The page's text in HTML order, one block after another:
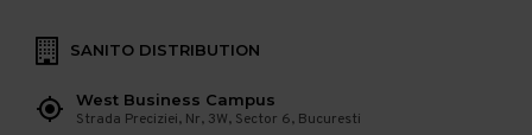
SANITO DISTRIBUTION
West Business Campus
Strada Preciziei, Nr, 3W, Sector 6, Bucuresti